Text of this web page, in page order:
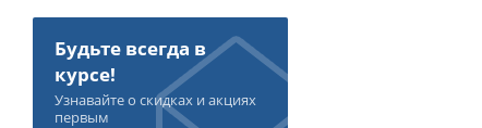
Будьте всегда в
курсе!
Узнавайте о скидках и акциях
первым